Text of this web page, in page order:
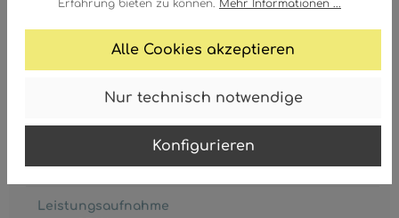
Erfahrung bieten zu können. Mehr Informationen ...
Alle Cookies akzeptieren
Nur technisch notwendige
Konfigurieren
GTIN/EAN:
9007371518319
3 x E27
Leistungsaufnahme